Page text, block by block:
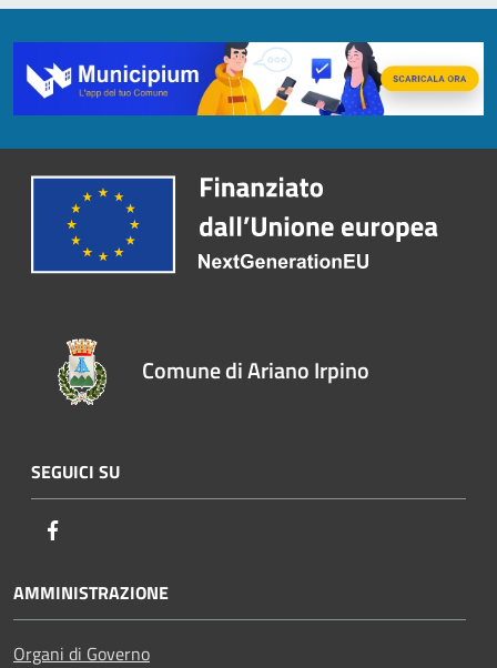
Comune di Ariano Irpino
SEGUICI SU
AMMINISTRAZIONE
Organi di Governo